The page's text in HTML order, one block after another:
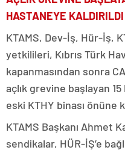
HASTANEYE KALDIRILDI
KTAMS, Dev-İş, Hür-İş,
yetkilileri, Kıbrıs Türk
kapanmasından sonra
açlık grevine başlayan
eski KTHY binası önüne
KTAMS Başkanı Ahmet
sendikalar, HÜR-İŞ’e